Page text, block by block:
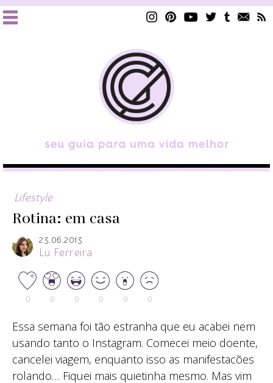
Lifestyle
Rotina: em casa
23.06.2013
Lu Ferreira
0 0 0 0 0 0
Essa semana foi tão estranha que eu acabei nem
usando tanto o Instagram. Comecei meio doente,
cancelei viagem, enquanto isso as manifestacões
rolando… Fiquei mais quietinha mesmo. Mas vim